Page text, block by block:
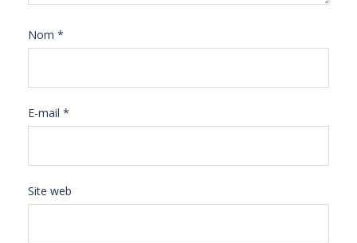
Nom *
E-mail *
Site web